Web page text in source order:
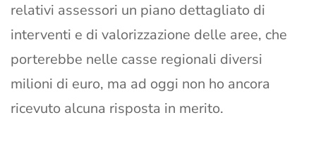
relativi assessori un piano dettagliato di
interventi e di valorizzazione delle aree, che
porterebbe nelle casse regionali diversi
milioni di euro, ma ad oggi non ho ancora
ricevuto alcuna risposta in merito.